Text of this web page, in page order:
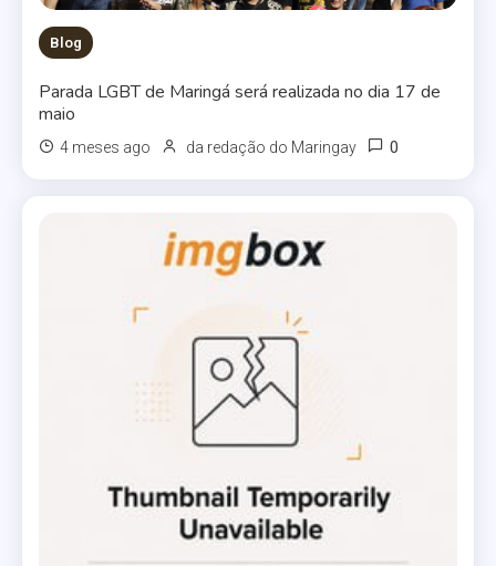
Blog
Parada LGBT de Maringá será realizada no dia 17 de
maio
4 meses ago da redação do Maringay 0